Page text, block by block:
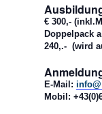
€ 300,-
Doppelpack
240,.- (wird
E-Mail:
Mobil: